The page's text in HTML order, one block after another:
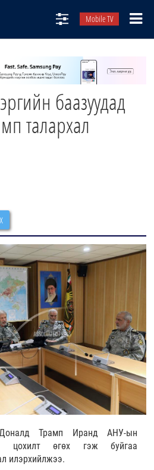
Mobile TV
баазуудад
талархал
Трамп Иранд АНУ-ын
цохилт өгөх гэж буйгаа
илэрхийлжээ.